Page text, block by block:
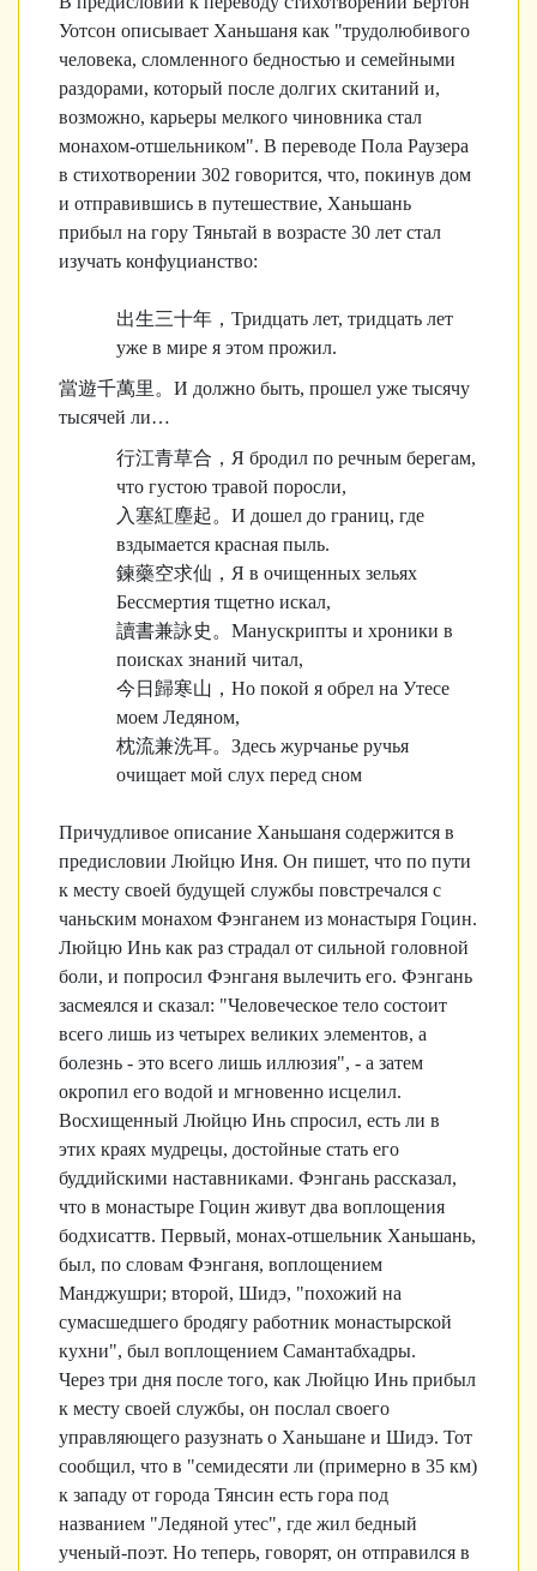
Уотсон описывает Ханьшаня как "трудолюбивого
человека, сломленного бедностью и семейными
раздорами, который после долгих скитаний и,
возможно, карьеры мелкого чиновника стал
монахом-отшельником". В переводе Пола Раузера
в стихотворении 302 говорится, что, покинув дом
и отправившись в путешествие, Ханьшань
прибыл на гору Тяньтай в возрасте 30 лет стал
изучать конфуцианство:
出生三十年， Тридцать лет, тридцать лет
уже в мире я этом прожил.
當遊千萬里。И должно быть, прошел уже тысячу
тысячей ли…
行江青草合， Я бродил по речным берегам,
что густою травой поросли,
入塞紅塵起。 И дошел до границ, где
вздымается красная пыль.
鍊藥空求仙， Я в очищенных зельях
Бессмертия тщетно искал,
讀書兼詠史。 Манускрипты и хроники в
поисках знаний читал,
今日歸寒山， Но покой я обрел на Утесе
моем Ледяном,
枕流兼洗耳。 Здесь журчанье ручья
очищает мой слух перед сном
Причудливое описание Ханьшаня содержится в
предисловии Люйцю Иня. Он пишет, что по пути
к месту своей будущей службы повстречался с
чаньским монахом Фэнганем из монастыря Гоцин.
Люйцю Инь как раз страдал от сильной головной
боли, и попросил Фэнганя вылечить его. Фэнгань
засмеялся и сказал: "Человеческое тело состоит
всего лишь из четырех великих элементов, а
болезнь - это всего лишь иллюзия", - а затем
окропил его водой и мгновенно исцелил.
Восхищенный Люйцю Инь спросил, есть ли в
этих краях мудрецы, достойные стать его
буддийскими наставниками. Фэнгань рассказал,
что в монастыре Гоцин живут два воплощения
бодхисаттв. Первый, монах-отшельник Ханьшань,
был, по словам Фэнганя, воплощением
Манджушри; второй, Шидэ, "похожий на
сумасшедшего бродягу работник монастырской
кухни", был воплощением Самантабхадры.
Через три дня после того, как Люйцю Инь прибыл
к месту своей службы, он послал своего
управляющего разузнать о Ханьшане и Шидэ. Тот
сообщил, что в "семидесяти ли (примерно в 35 км)
к западу от города Тянсин есть гора под
названием "Ледяной утес", где жил бедный
ученый-поэт. Но теперь, говорят, он отправился в